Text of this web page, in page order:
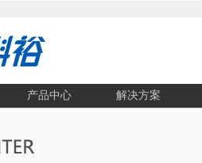
产品中心 解决方案